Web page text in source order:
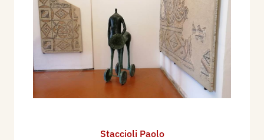
Staccioli Paolo